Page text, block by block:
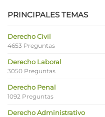
PRINCIPALES TEMAS
Derecho Civil
4653 Preguntas
Derecho Laboral
3050 Preguntas
Derecho Penal
1092 Preguntas
Derecho Administrativo